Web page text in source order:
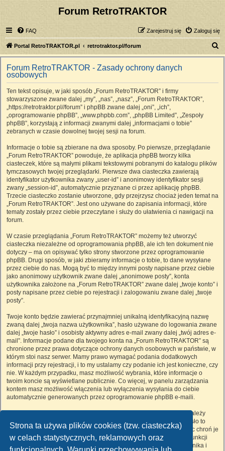
Strona ta używa plików cookies (tzw. ciasteczka)
w celach statystycznych, reklamowych oraz
Forum RetroTRAKTOR
FAQ Zaloguj się
Zarejestruj się
Portal RetroTRAKTOR.pl retrotraktor.pl/forum
z
Forum RetroTRAKTOR - Zasady ochrony danych
osobowych
Ten tekst opisuje, w jaki sposób „Forum RetroTRAKTOR” i firmy
stowarzyszone zwane dalej „my”, „nas”, „nasz”, „Forum RetroTRAKTOR”,
„https://retrotraktor.pl//forum” i phpBB zwane dalej „oni”, „ich”,
„oprogramowanie phpBB”, „www.phpbb.com”, „phpBB Limited”, „Zespoły
phpBB”, korzystają z informacji zwanymi dalej „informacjami o tobie”
zebranych w czasie dowolnej twojej sesji na forum.
Informacje o tobie są zbierane na dwa sposoby. Po pierwsze, przeglądanie
„Forum RetroTRAKTOR” powoduje, że aplikacja phpBB tworzy kilka
ciasteczek, które są małymi plikami tekstowymi pobranymi do katalogu plików
tymczasowych twojej przeglądarki. Pierwsze dwa ciasteczka zawierają
identyfikator użytkownika zwany „user-id” i anonimowy identyfikator sesji
zwany „session-id”, automatycznie przyznane ci przez aplikację phpBB.
Trzecie ciasteczko zostanie utworzone, gdy przejrzysz chociaż jeden temat na
„Forum RetroTRAKTOR”. Jest ono używane do zapisania informacji, które
tematy zostały przez ciebie przeczytane i służy do ułatwienia ci nawigacji na
forum.
W czasie przeglądania „Forum RetroTRAKTOR” możemy też utworzyć
ciasteczka niezależne od oprogramowania phpBB, ale ich ten dokument nie
dotyczy – ma on opisywać tylko strony stworzone przez oprogramowanie
phpBB. Drugi sposób, w jaki zbieramy informacje o tobie, to dane wysyłane
przez ciebie do nas. Mogą być to między innymi posty napisane przez ciebie
jako anonimowy użytkownik zwane dalej „anonimowe posty”, konta
użytkownika założone na „Forum RetroTRAKTOR” zwane dalej „twoje konto” i
posty napisane przez ciebie po rejestracji i zalogowaniu zwane dalej „twoje
posty”.
Twoje konto będzie zawierać przynajmniej unikalną identyfikacyjną nazwę
zwaną dalej „twoja nazwa użytkownika”, hasło używane do logowania zwane
dalej „twoje hasło” i osobisty aktywny adres e-mail zwany dalej „twój adres e-
mail”. Informacje podane dla twojego konta na „Forum RetroTRAKTOR” są
chronione przez prawa dotyczące ochrony danych osobowych w państwie, w
którym stoi nasz serwer. Mamy prawo wymagać podania dodatkowych
informacji przy rejestracji, i to my ustalamy czy podanie ich jest konieczne, czy
nie. W każdym przypadku, masz możliwość wybrania, które informacje o
twoim koncie są wyświetlane publicznie. Co więcej, w panelu zarządzania
kontem masz możliwość włączenia lub wyłączenia wysyłania do ciebie
automatycznie generowanych przez oprogramowanie phpBB e-maili.
Twoje hasło jest zaszyfrowane, więc jest bezpieczne, niemniej nie należy
używać tego samego hasła na różnych witrynach internetowych. Hasło to
umożliwia dostęp do twojego konta na „Forum RetroTRAKTOR”, więc chroń je
i w żadnym wypadku nie podawajnikomu. Jeśli je zapomnisz, użyj funkcji
„Nie pamiętam hasła”. Witryna poprosi cię o podanie nazwy użytkownika i